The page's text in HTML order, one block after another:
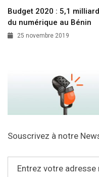
Budget 2020 : 5,1
du numérique au Bénin
25 novembre 2019
Souscrivez à notre